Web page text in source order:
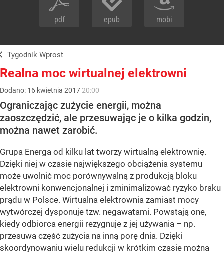
pdf epub mobi
Tygodnik Wprost
Realna moc wirtualnej elektrowni
Dodano: 16 kwietnia 2017 20:00
Ograniczając zużycie energii, można
zaoszczędzić, ale przesuwając je o kilka godzin,
można nawet zarobić.
Grupa Energa od kilku lat tworzy wirtualną elektrownię.
Dzięki niej w czasie największego obciążenia systemu
może uwolnić moc porównywalną z produkcją bloku
elektrowni konwencjonalnej i zminimalizować ryzyko braku
prądu w Polsce. Wirtualna elektrownia zamiast mocy
wytwórczej dysponuje tzw. negawatami. Powstają one,
kiedy odbiorca energii rezygnuje z jej używania – np.
przesuwa część zużycia na inną porę dnia. Dzięki
skoordynowaniu wielu redukcji w krótkim czasie można